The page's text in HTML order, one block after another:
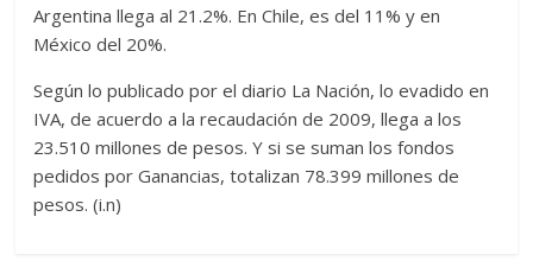
Argentina llega al 21.2%. En Chile, es del 11% y en
México del 20%.
Según lo publicado por el diario La Nación, lo evadido en
IVA, de acuerdo a la recaudación de 2009, llega a los
23.510 millones de pesos. Y si se suman los fondos
pedidos por Ganancias, totalizan 78.399 millones de
pesos. (i.n)